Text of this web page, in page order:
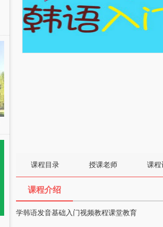
课程目录 授课老师 课程
课程介绍
学韩语发音基础入门视频教程课堂教育